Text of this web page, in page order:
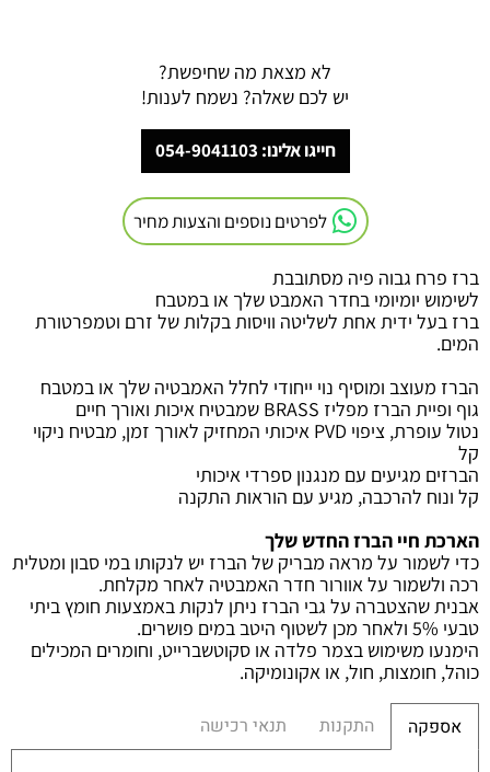
לא מצאת מה שחיפשת?
יש לכם שאלה? נשמח לענות!
חייגו אלינו: 054-9041103
לפרטים נוספים והצעות מחיר
ברז פרח גבוה פיה מסתובבת
לשימוש יומיומי בחדר האמבט שלך או במטבח
ברז בעל ידית אחת לשליטה וויסות בקלות של זרם וטמפרטורת
המים.
הברז מעוצב ומוסיף נוי ייחודי לחלל האמבטיה שלך או במטבח
גוף ופיית הברז מפליז BRASS שמבטיח איכות ואורך חיים
נטול עופרת, ציפוי PVD איכותי המחזיק לאורך זמן, מבטיח ניקוי
קל
הברזים מגיעים עם מנגנון ספרדי איכותי
קל ונוח להרכבה, מגיע עם הוראות התקנה
הארכת חיי הברז החדש שלך
כדי לשמור על מראה מבריק של הברז יש לנקותו במי סבון ומטלית
רכה ולשמור על אוורור חדר האמבטיה לאחר מקלחת.
אבנית שהצטברה על גבי הברז ניתן לנקות באמצעות חומץ ביתי
טבעי 5% ולאחר מכן לשטוף היטב במים פושרים.
הימנעו משימוש בצמר פלדה או סקוטשברייט, וחומרים המכילים
כוהל, חומצות, חול, או אקונומיקה.
אספקה התקנות תנאי רכישה